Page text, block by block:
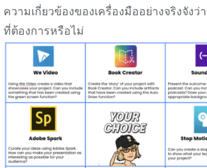
ความเกี่ยวข้องของเครื่องมืออย่างจริงจัง
ที่ต้องการหรือไม่